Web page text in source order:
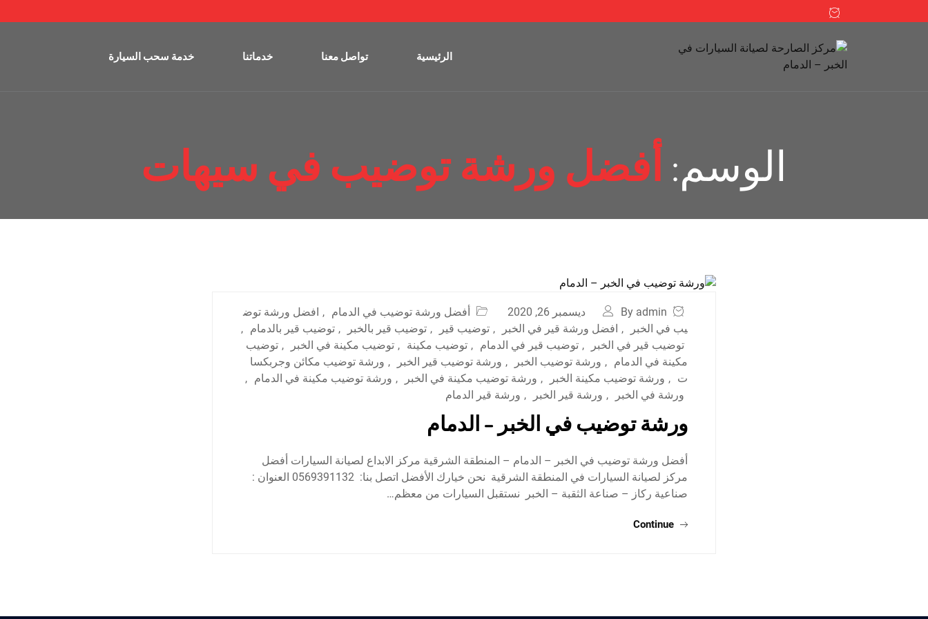
الرئيسية تواصل معنا خدماتنا خدمة سحب السيارة
الوسم: أفضل ورشة توضيب في سيهات
By admin ديسمبر 26, 2020 أفضل ورشة توضيب في الدمام , افضل ورشة توض
يب في الخبر
, افضل ورشة قير في الخبر , توضيب قير , توضيب قير بالخبر , توضيب قير بالدمام ,
توضيب قير في الخبر
, توضيب قير في الدمام , توضيب مكينة , توضيب مكينة في الخبر , توضيب
مكينة في الدمام , ورشة توضيب الخبر , ورشة توضيب قير الخبر , ورشة توضيب مكائن وجربكسا
ت , ورشة توضيب مكينة الخبر , ورشة توضيب مكينة في الخبر , ورشة توضيب مكينة في الدمام ,
ورشة في الخبر
, ورشة قير الخبر , ورشة قير الدمام
ورشة توضيب في الخبر – الدمام
أفضل ورشة توضيب في الخبر – الدمام – المنطقة الشرقية مركز الابداع لصيانة السيارات أفضل
مركز لصيانة السيارات في المنطقة الشرقية نحن خيارك الأفضل اتصل بنا: 0569391132 العنوان :
صناعية ركاز – صناعة الثقبة – الخبر نستقبل السيارات من معظم…
Continue